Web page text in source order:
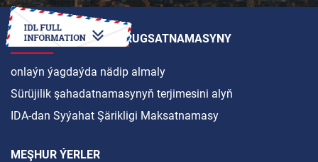
HALKARA SÜRÜJILIK RUGSATNAMASYNY
onlaýn ýagdaýda nädip almaly
Sürüjilik şahadatnamasynyň terjimesini alyň
IDA-dan Syýahat Şärikligi Maksatnamasy
MEŞHUR ÝERLER